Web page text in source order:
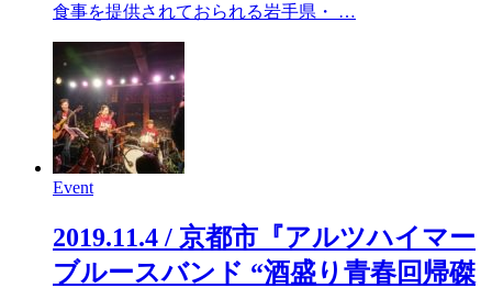
食事を提供されておられる岩手県・ …
Event
2019.11.4 / 京都市『アルツハイマー
ブルースバンド “酒盛り青春回帰磔